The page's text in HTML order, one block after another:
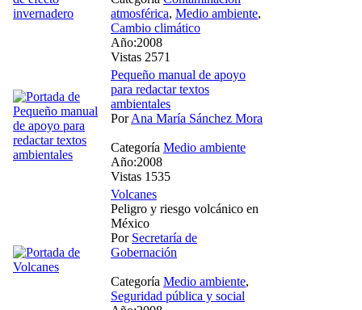
atmosférica, Medio ambiente,
Cambio climático
Año:2008
Vistas 2571
Pequeño manual de apoyo
para redactar textos
ambientales
PorAna María Sánchez Mora
Categoría Medio ambiente
Año:2008
Vistas 1535
Volcanes
Peligro y riesgo volcánico en
México
Por Secretaría de
Gobernación
Categoría Medio ambiente,
Seguridad pública y social